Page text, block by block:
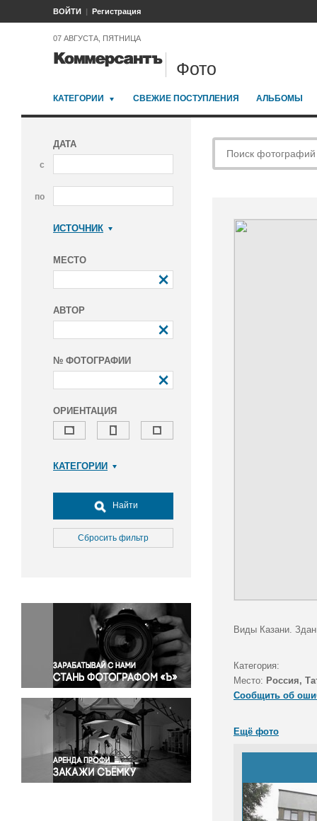
ВОЙТИ Регистрация
07 АВГУСТА, ПЯТНИЦА
Фото
КАТЕГОРИИ СВЕЖИЕ ПОСТУПЛЕНИЯ АЛЬБОМЫ
ДАТА
с
по
ИСТОЧНИК
МЕСТО
АВТОР
№ ФОТОГРАФИИ
ОРИЕНТАЦИЯ
КАТЕГОРИИ
Досуг, туризм и отдых
Культура
Медицина
Окружающая среда
Политика
Правосудие
Происшествия и конфликты
Религия
Светская жизнь
Спорт
Экология
Экономика и бизнес
Найти
Сбросить фильтр
Виды Казани.
Категория:
Место: Россия,
Сообщить об
Ещё фото